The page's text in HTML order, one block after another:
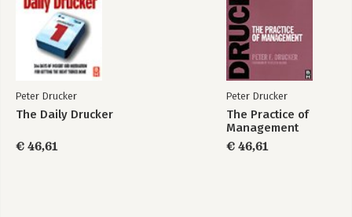
Index
Peter Drucker
The Daily Drucker
€ 46,61
Peter Drucker
The Practice of
Management
€ 46,61